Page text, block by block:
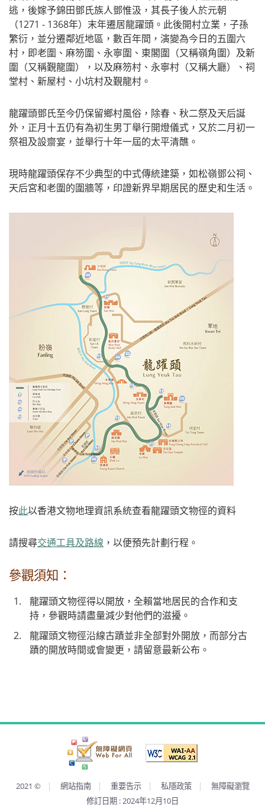
逃，後嫁予錦田鄧氏族人鄧惟汲，其長子後人於元朝
（1271 - 1368年）末年遷居龍躍頭。此後開村立業，子孫
繁衍，並分遷鄰近地區，數百年間，演變為今日的五圍六
村，即老圍、麻笏圍、永寧圍、東閣圍（又稱嶺角圍）及新
圍（又稱覲龍圍），以及麻笏村、永寧村（又稱大廳）、祠
堂村、新屋村、小坑村及覲龍村。
龍躍頭鄧氏至今仍保留鄉村風俗，除春、秋二祭及天后誕
外，正月十五仍有為初生男丁舉行開燈儀式，又於二月初一
祭祖及設齋宴，並舉行十年一屆的太平清醮。
現時龍躍頭保存不少典型的中式傳統建築，如松嶺鄧公祠、
天后宮和老圍的圍牆等，印證新界早期居民的歷史和生活。
按此以香港文物地理資訊系統查看龍躍頭文物徑的資料
請搜尋交通工具及路線 ，以便預先計劃行程。
參觀須知：
龍躍頭文物徑得以開放，全賴當地居民的合作和支
持，參觀時請盡量減少對他們的滋擾。
龍躍頭文物徑沿線古蹟並非全部對外開放，而部分古
蹟的開放時間或會變更，請留意最新公布。
2021 © 網站指南 重要告示 私隱政策
無障礙瀏覽
修訂日期 :2024年12月10日